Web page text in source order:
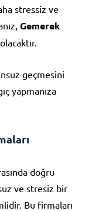
stressiz ve
Gemerek
geçmesini
yapmanıza
doğru
ve stresiz bir
Bu firmaları